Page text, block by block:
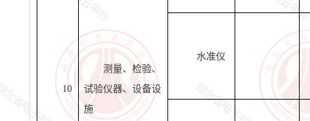
10
测量、检验、
试验仪器、设备设
施
水准仪